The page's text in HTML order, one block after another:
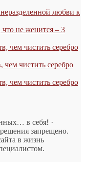
любви к
не женится – 3
чем чистить серебро
чистить серебро
чем чистить серебро
в себя! ·
запрещено.
в жизнь